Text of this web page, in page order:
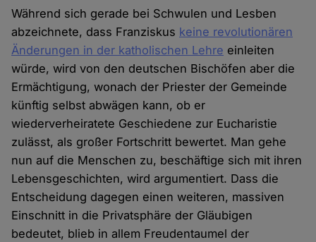
Während sich gerade bei Schwulen und Lesben
abzeichnete, dass Franziskus keine revolutionären
Änderungen in der katholischen Lehre einleiten
würde, wird von den deutschen Bischöfen aber die
Ermächtigung, wonach der Priester der Gemeinde
künftig selbst abwägen kann, ob er
wiederverheiratete Geschiedene zur Eucharistie
zulässt, als großer Fortschritt bewertet. Man gehe
nun auf die Menschen zu, beschäftige sich mit ihren
Lebensgeschichten, wird argumentiert. Dass die
Entscheidung dagegen einen weiteren, massiven
Einschnitt in die Privatsphäre der Gläubigen
bedeutet, blieb in allem Freudentaumel der